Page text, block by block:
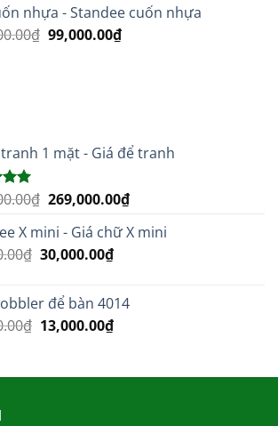
950,000.00₫.là:
nhựa - Standee cuốn nhựa
₫ Giá
99,000.00₫Giá
1 mặt - Giá để tranh
₫ Giá
là:
350,000.00₫.
269,000.00₫Giá
tại
X mini - Giá chữ X mini
₫ Giá
40,000.00₫.
30,000.00₫Giá
là:
30,000.00₫.
để bàn 4014
₫ Giá
23,000.00₫.
13,000.00₫Giá
là: